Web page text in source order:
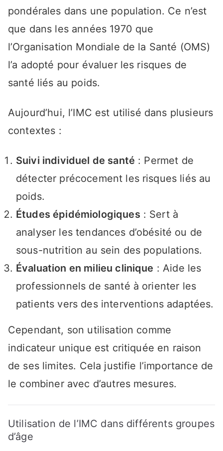
pondérales dans une population. Ce n’est
que dans les années 1970 que
l’Organisation Mondiale de la Santé (OMS)
l’a adopté pour évaluer les risques de
santé liés au poids.
Aujourd’hui, l’IMC est utilisé dans plusieurs
contextes :
Suivi individuel de santé : Permet de
détecter précocement les risques liés au
poids.
Études épidémiologiques : Sert à
analyser les tendances d’obésité ou de
sous-nutrition au sein des populations.
Évaluation en milieu clinique : Aide les
professionnels de santé à orienter les
patients vers des interventions adaptées.
Cependant, son utilisation comme
indicateur unique est critiquée en raison
de ses limites. Cela justifie l’importance de
le combiner avec d’autres mesures.
Utilisation de l’IMC dans différents groupes
d’âge